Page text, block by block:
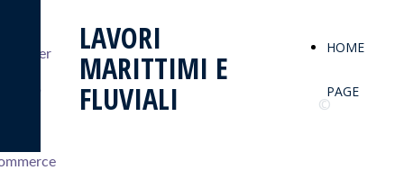
Per
Web
LAVORI
MARITTIMI E
FLUVIALI
HOME
PAGE
©